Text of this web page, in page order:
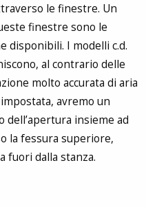
le finestre. Un
finestre sono le
disponibili. I modelli c.d.
al contrario delle
molto accurata di aria
avremo un
dell’apertura insieme ad
la fessura superiore,
fuori dalla stanza.